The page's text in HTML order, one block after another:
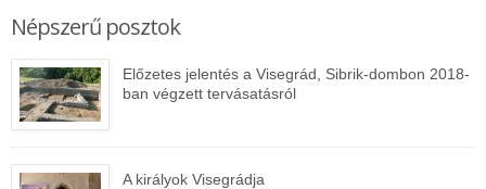
Népszerű posztok
Előzetes jelentés a Visegrád, Sibrik-dombon 2018-
ban végzett tervásatásról
A királyok Visegrádja